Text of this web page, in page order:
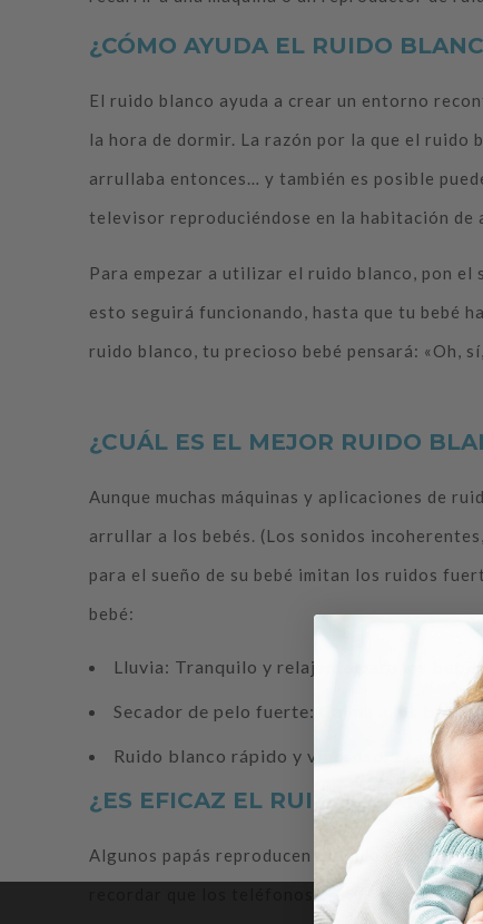
¿CÓMO AYUDA EL RUIDO
El ruido blanco ayuda a crear un entorno
la hora de dormir. La razón por la que el ruido
arrullaba entonces… y también es posible
televisor reproduciéndose en la habitación de
Para empezar a utilizar el ruido blanco, pon
esto seguirá funcionando, hasta que tu bebé
ruido blanco, tu precioso bebé pensará: «Oh,
¿CUÁL ES EL MEJOR RUIDO
Aunque muchas máquinas y aplicaciones de
arrullar a los bebés. (Los sonidos
para el sueño de su bebé imitan los ruidos
bebé:
Lluvia: Tranquilo y relajante para los
Secador de pelo fuerte: Calma a los
Ruido blanco rápido y vigoroso: El mejor
¿ES EFICAZ EL RUIDO BLANCO
Algunos papás reproducen el ruido blanco en
recordar que los teléfonos emiten